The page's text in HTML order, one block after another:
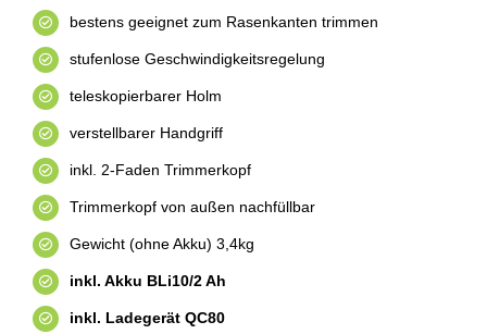
bestens geeignet zum Rasenkanten trimmen
stufenlose Geschwindigkeitsregelung
teleskopierbarer Holm
verstellbarer Handgriff
inkl. 2-Faden Trimmerkopf
Trimmerkopf von außen nachfüllbar
Gewicht (ohne Akku) 3,4kg
inkl. Akku BLi10/2 Ah
inkl. Ladegerät QC80